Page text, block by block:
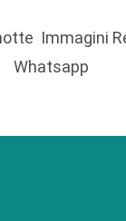
Immagini
Whatsapp